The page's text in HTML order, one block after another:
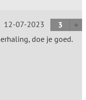
12-07-2023
3
doe je goed.